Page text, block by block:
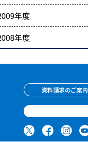
年度
年度
資料請求のご案内